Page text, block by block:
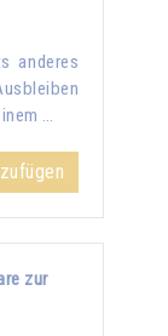
anderes
…
zur